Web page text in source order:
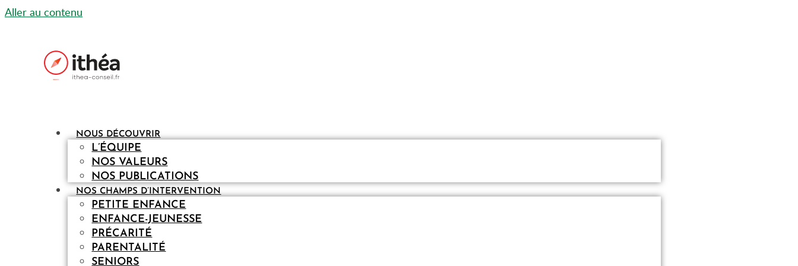
Aller au contenu
NOUS DÉCOUVRIR
L’ÉQUIPE
NOS VALEURS
NOS PUBLICATIONS
NOS CHAMPS D’INTERVENTION
PETITE ENFANCE
ENFANCE-JEUNESSE
PRÉCARITÉ
PARENTALITÉ
SENIORS